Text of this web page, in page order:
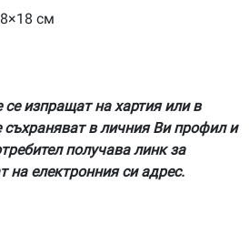
см
се изпращат на хартия или в
съхраняват в личния Ви профил и
получава линк за
на електронния си адрес.